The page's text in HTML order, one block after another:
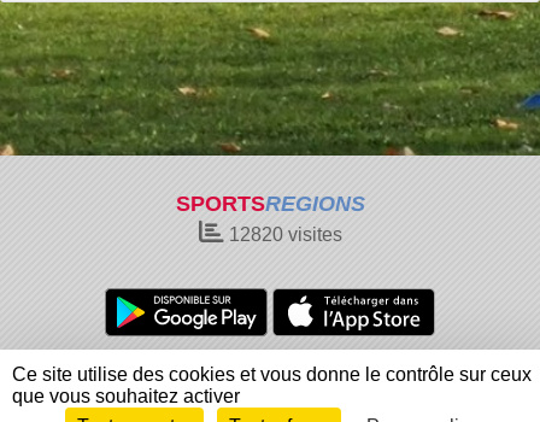
SPORTSREGIONS
12820visites
Charte cookies
Gestion des cookies
Informations légales
Signaler un contenu inapproprié
Ce site utilise des cookies et vous donne le contrôle sur ceux
que vous souhaitez activer